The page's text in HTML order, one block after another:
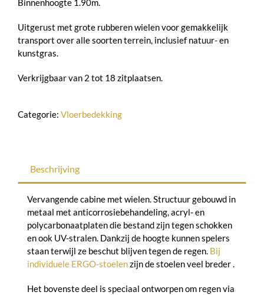
Binnenhoogte 1.90m.
Uitgerust met grote rubberen wielen voor gemakkelijk
transport over alle soorten terrein, inclusief natuur- en
kunstgras.
Verkrijgbaar van 2 tot 18 zitplaatsen.
Categorie: Vloerbedekking
Beschrijving
Vervangende cabine met wielen. Structuur gebouwd in
metaal met anticorrosiebehandeling, acryl- en
polycarbonaatplaten die bestand zijn tegen schokken
en ook UV-stralen. Dankzij de hoogte kunnen spelers
staan ​​terwijl ze beschut blijven tegen de regen. Bij
individuele ERGO-stoelenzijn de stoelen veel breder.
Het bovenste deel is speciaal ontworpen om regen via